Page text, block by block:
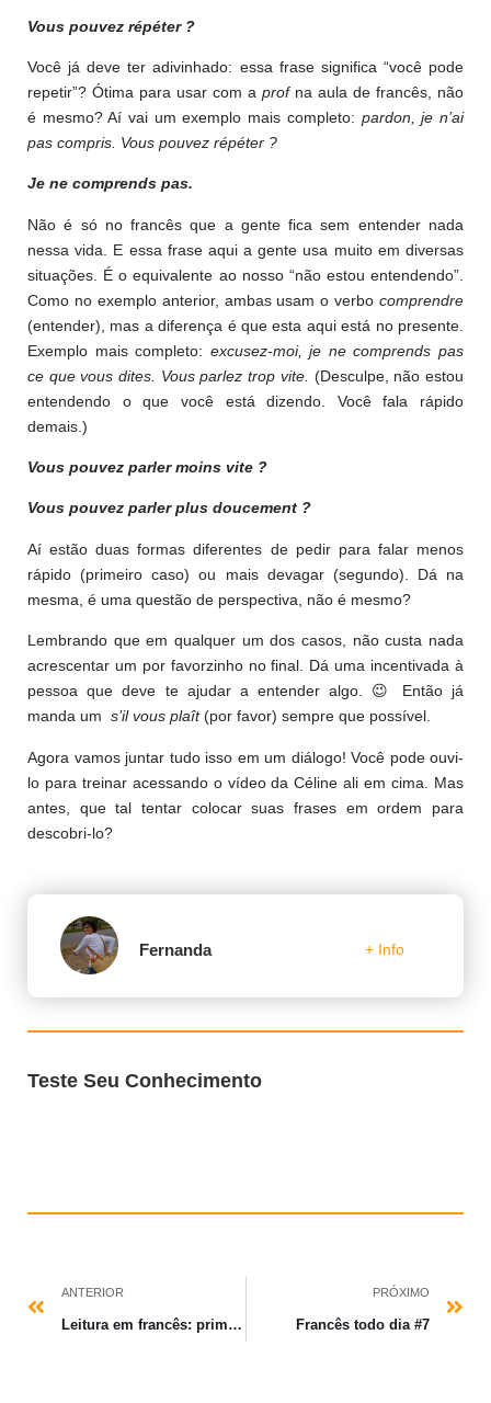
Vous pouvez répéter ?
Você já deve ter adivinhado: essa frase significa “você pode
repetir”? Ótima para usar com a profna aula de francês, não
é mesmo? Aí vai um exemplo mais completo: pardon, je n’ai
pas compris. Vous pouvez répéter ?
Je ne comprends pas.
Não é só no francês que a gente fica sem entender nada
nessa vida. E essa frase aqui a gente usa muito em diversas
situações. É o equivalente ao nosso “não estou entendendo”.
Como no exemplo anterior, ambas usam o verbo comprendre
(entender), mas a diferença é que esta aqui está no presente.
Exemplo mais completo: excusez-moi, je ne comprends pas
ce que vous dites. Vous parlez trop vite. (Desculpe, não estou
entendendo o que você está dizendo. Você fala rápido
demais.)
Vous pouvez parler moins vite ?
Vous pouvez parler plus doucement ?
Aí estão duas formas diferentes de pedir para falar menos
rápido (primeiro caso) ou mais devagar (segundo). Dá na
mesma, é uma questão de perspectiva, não é mesmo?
Lembrando que em qualquer um dos casos, não custa nada
acrescentar um por favorzinho no final. Dá uma incentivada à
pessoa que deve te ajudar a entender algo. 😉 Então já
manda um s’il vous plaît (por favor) sempre que possível.
Agora vamos juntar tudo isso em um diálogo! Você pode ouvi-
lo para treinar acessando o vídeo da Céline ali em cima. Mas
antes, que tal tentar colocar suas frases em ordem para
descobri-lo?
Fernanda + Info
Teste Seu Conhecimento
ANTERIOR
Leitura em francês: primeiros passos
PRÓXIMO
Francês todo dia #7